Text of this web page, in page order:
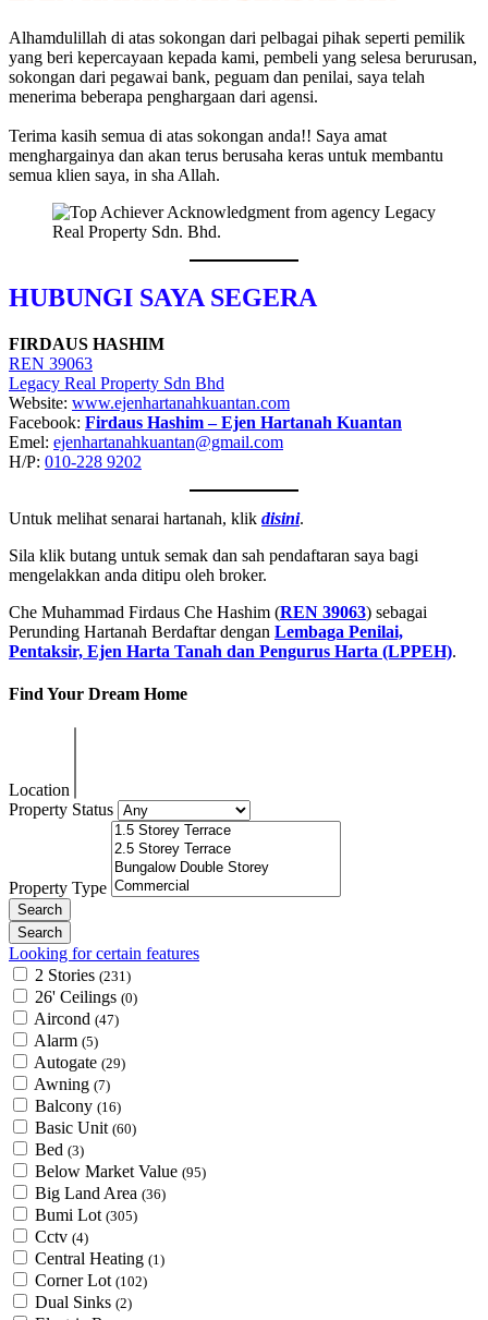
Alhamdulillah di atas sokongan dari pelbagai pihak seperti pemilik
yang beri kepercayaan kepada kami, pembeli yang selesa berurusan,
sokongan dari pegawai bank, peguam dan penilai, saya telah
menerima beberapa penghargaan dari agensi.
Terima kasih semua di atas sokongan anda!! Saya amat
menghargainya dan akan terus berusaha keras untuk membantu
semua klien saya, in sha Allah.
HUBUNGI SAYA SEGERA
FIRDAUS HASHIM
REN 39063
Legacy Real Property Sdn Bhd
Website: www.ejenhartanahkuantan.com
Facebook: Firdaus Hashim – Ejen Hartanah Kuantan
Emel: ejenhartanahkuantan@gmail.com
H/P: 010-228 9202
Untuk melihat senarai hartanah, klik disini.
Sila klik butang untuk semak dan sah pendaftaran saya bagi
mengelakkan anda ditipu oleh broker.
Che Muhammad Firdaus Che Hashim (REN 39063) sebagai
Perunding Hartanah Berdaftar dengan Lembaga Penilai,
Pentaksir, Ejen Harta Tanah dan Pengurus Harta (LPPEH).
Find Your Dream Home
Location
Property Status
Property Type
Looking for certain features
2 Stories (231)
26' Ceilings (0)
Aircond (47)
Alarm (5)
Autogate (29)
Awning (7)
Balcony (16)
Basic Unit (60)
Bed (3)
Below Market Value (95)
Big Land Area (36)
Bumi Lot (305)
Cctv (4)
Central Heating (1)
Corner Lot (102)
Dual Sinks (2)